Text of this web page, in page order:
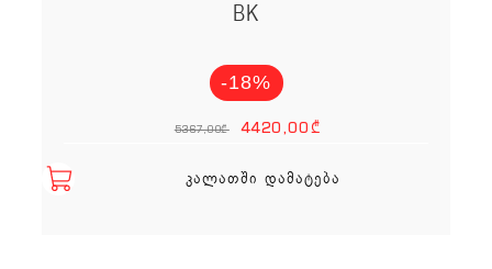
BK
-18%
5367,00
₾ Original price
4420,00
₾Current
ᲙᲐᲚᲐᲗᲨᲘ ᲓᲐᲛᲐᲢᲔᲑᲐ